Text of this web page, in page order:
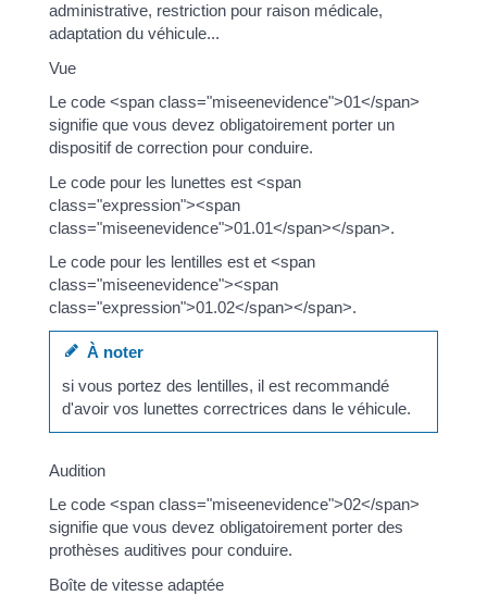
administrative, restriction pour raison médicale,
adaptation du véhicule...
Vue
Le code <span class="miseenevidence">01</span>
signifie que vous devez obligatoirement porter un
dispositif de correction pour conduire.
Le code pour les lunettes est <span
class="expression"><span
class="miseenevidence">01.01</span></span>.
Le code pour les lentilles est et <span
class="miseenevidence"><span
class="expression">01.02</span></span>.
À noter
si vous portez des lentilles, il est recommandé
d'avoir vos lunettes correctrices dans le véhicule.
Audition
Le code <span class="miseenevidence">02</span>
signifie que vous devez obligatoirement porter des
prothèses auditives pour conduire.
Boîte de vitesse adaptée